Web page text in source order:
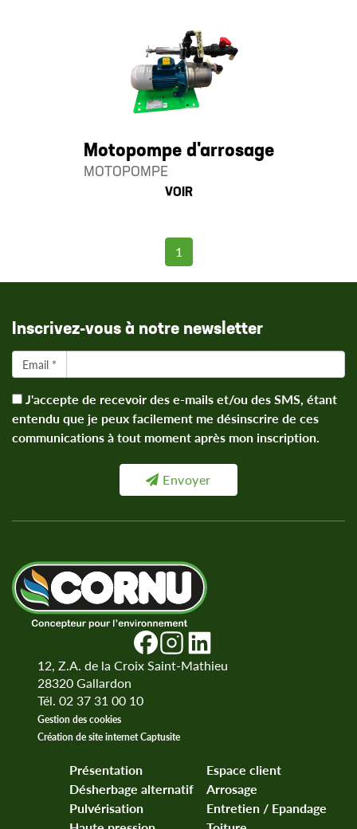
Motopompe d'arrosage
MOTOPOMPE
VOIR
1
Inscrivez-vous à notre newsletter
Email *
J'accepte de recevoir des e-mails et/ou des SMS, étant
entendu que je peux facilement me désinscrire de ces
communications à tout moment après mon inscription.
Envoyer
12, Z.A. de la Croix Saint-Mathieu
28320Gallardon
Tél. 02 37 31 00 10
Gestion des cookies
Création de site internet Captusite
Présentation
Espace client
Désherbage alternatif
Arrosage
Pulvérisation
Entretien / Epandage